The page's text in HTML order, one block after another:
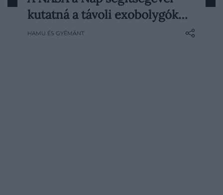
Albert Einstein 1936-os publikációja
mutatott rá először, hogy a Napot egyszer
majd gigantikus távcsőként
kutatná a távoli exobolygók…
HAMU ÉS GYÉMÁNT